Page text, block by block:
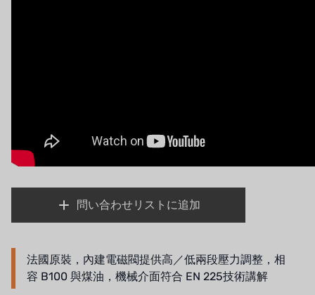
WL
問い合わせリストに追加
法國原裝，內建電磁閥提供高／低兩段壓力調整，相
容 B100 與煤油，機械介面符合 EN 225技術講解